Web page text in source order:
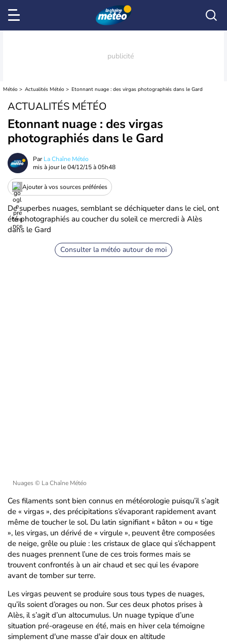
Météo Actualités Météo Etonnant nuage : des virgas photographiés dans le Gard
ACTUALITÉS MÉTÉO
Etonnant nuage : des virgas
photographiés dans le Gard
ParLa Chaîne Météo
mis à jour le04/12/15 à 05h48
Ajouter à vos sources préférées
De superbes nuages, semblant se déchiqueter dans le ciel, ont
été photographiés au coucher du soleil ce mercredi à Alès
dans le Gard
Consulter la météo autour de moi
Nuages © La Chaîne Météo
Ces filaments sont bien connus en météorologie puisqu’il s’agit
de « virgas », des précipitations s’évaporant rapidement avant
même de toucher le sol. Du latin signifiant « bâton » ou « tige
», les virgas, un dérivé de « virgule », peuvent être composées
de neige, grêle ou pluie : les cristaux de glace qui s’échappent
des nuages prennent l’une de ces trois formes mais se
trouvent confrontés à un air chaud et sec qui les évapore
avant de tomber sur terre.
Les virgas peuvent se produire sous tous types de nuages,
qu’ils soient d’orages ou non. Sur ces deux photos prises à
Alès, il s’agit d’un altocumulus. Un nuage typique d’une
situation pré-orageuse en été, mais en hiver cela témoigne
simplement d'une masse d'air doux en altitude